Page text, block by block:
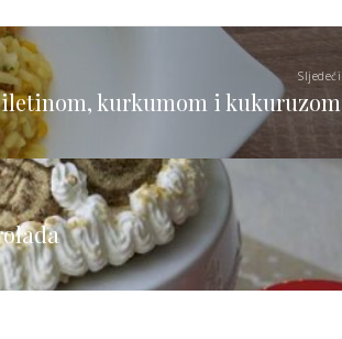
Sljedeći
kurkumom i kukuruzom